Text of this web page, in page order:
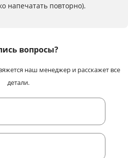
напечатать повторно).
вопросы?
наш менеджер и расскажет все
детали.